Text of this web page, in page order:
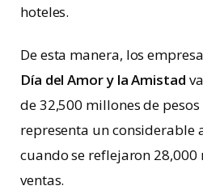
hoteles.
De esta manera, los
Día del Amor y la Amistad
de 32,500 millones de pesos
representa un considerable
cuando se reflejaron 28,000
ventas.